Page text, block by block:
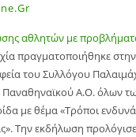
αθλητών με
πραγματοποιήθηκε
του Συλλόγου
Α.Ο. όλων
με θέμα «Τρόποι
Την εκδήλωση